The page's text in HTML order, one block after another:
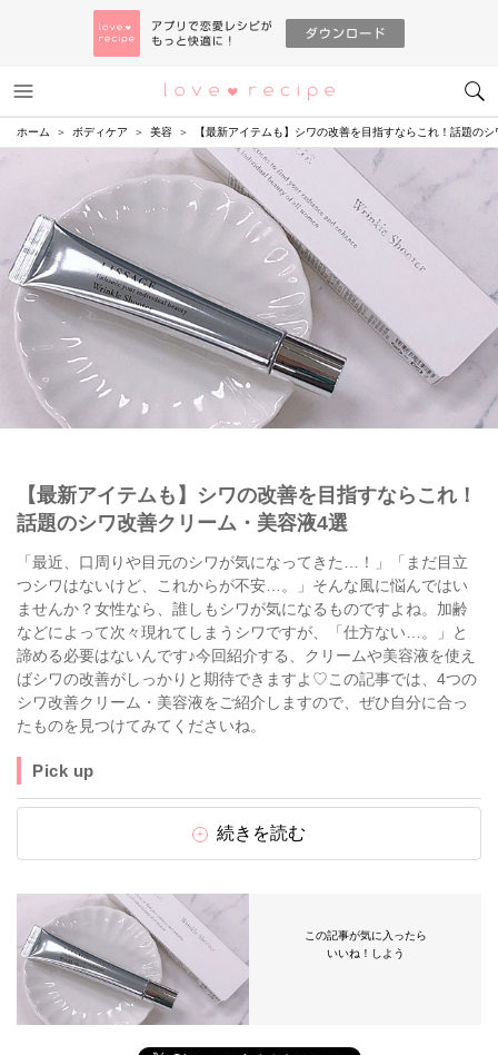
恋愛レシピ
ホーム ボディケア 美容 【最新アイテムも】シワの改善を目指すならこれ！話題の
【最新アイテムも】シワの改善を目指すならこれ！
話題のシワ改善クリーム・美容液4選
「最近、口周りや目元のシワが気になってきた…！」「まだ目立
つシワはないけど、これからが不安…。」そんな風に悩んではい
ませんか？女性なら、誰しもシワが気になるものですよね。加齢
などによって次々現れてしまうシワですが、「仕方ない…。」と
諦める必要はないんです♪今回紹介する、クリームや美容液を使え
ばシワの改善がしっかりと期待できますよ♡この記事では、4つの
シワ改善クリーム・美容液をご紹介しますので、ぜひ自分に合っ
たものを見つけてみてくださいね。
Pick up
続きを読む
この記事が気に入ったら
いいね！しよう